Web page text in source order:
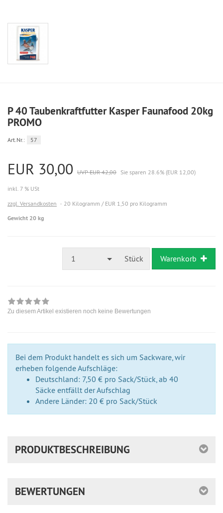
P 40 Taubenkraftfutter Kasper Faunafood 20kg
PROMO
Art.Nr.: 57
EUR 30,00 UVP EUR 42,00 Sie sparen 28.6% (EUR 12,00)
inkl. 7 % USt
zzgl. Versandkosten
20 Kilogramm / EUR 1,50 pro Kilogramm
Gewicht 20 kg
1 Stück Warenkorb
Zu diesem Artikel existieren noch keine Bewertungen
Bei dem Produkt handelt es sich um Sackware, wir
erheben folgende Aufschläge:
Deutschland: 7,50 € pro Sack/Stück, ab 40
Säcke entfällt der Aufschlag
Andere Länder: 20 € pro Sack/Stück
PRODUKTBESCHREIBUNG
BEWERTUNGEN